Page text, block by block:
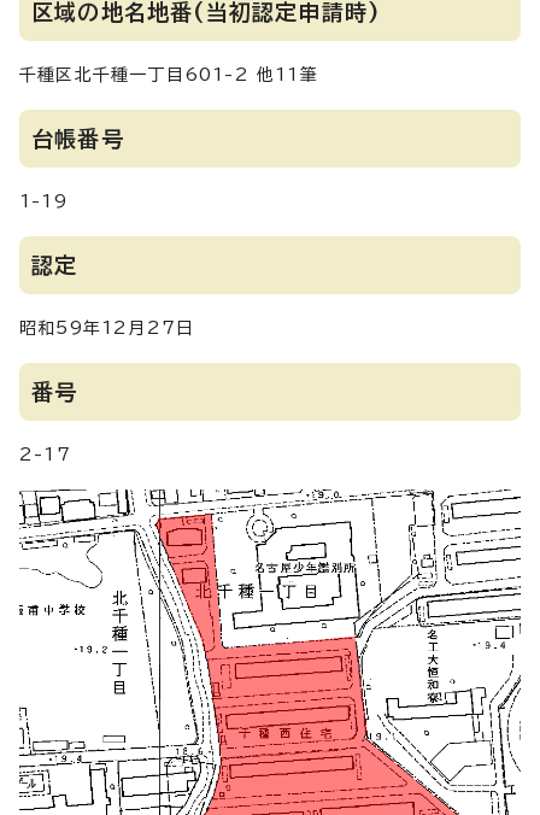
区域の地名地番(当初認定申請時)
千種区北千種一丁目601-2 他11筆
台帳番号
1-19
認定
昭和59年12月27日
番号
2-17